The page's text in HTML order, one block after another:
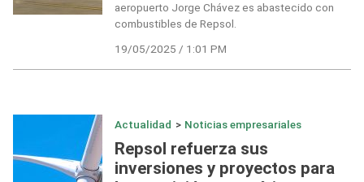
aeropuerto Jorge Chávez es abastecido con
combustibles de Repsol.
19/05/2025 / 1:01 PM
Actualidad > Noticias empresariales
Repsol refuerza sus
inversiones y proyectos para